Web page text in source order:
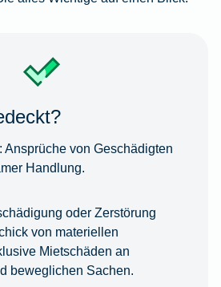
Ansprüche von Geschädigten
Handlung.
oder Zerstörung
von materiellen
Mietschäden an
beweglichen Sachen.